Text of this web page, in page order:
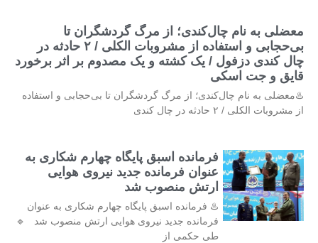
معضلی به نام چال‌کندی؛ از مرگ گردشگران تا
بی‌حجابی و استفاده از مشروبات الکلی / ۲ حادثه در
چال کندی دزفول / یک کشته و یک مصدوم بر اثر برخورد
قایق و جت اسکی
♨️معضلی به نام چال‌کندی؛ از مرگ گردشگران تا بی‌حجابی و استفاده
از مشروبات الکلی / ۲ حادثه در چال کندی
فرمانده اسبق پایگاه چهارم شکاری به
عنوان فرمانده جدید نیروی هوایی
ارتش منصوب شد
♨️ فرمانده اسبق پایگاه چهارم شکاری به عنوان
فرمانده جدید نیروی هوایی ارتش منصوب شد 🔹
طی حکمی از